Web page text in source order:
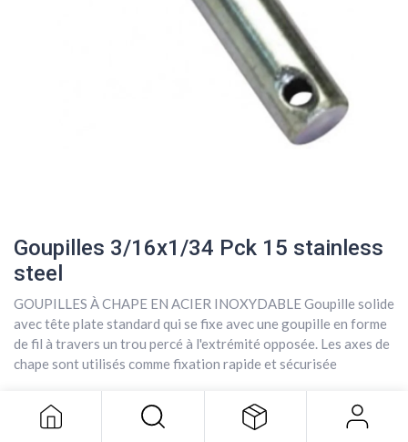
Goupilles 3/16x1/34 Pck 15 stainless
steel
GOUPILLES À CHAPE EN ACIER INOXYDABLE Goupille solide
avec tête plate standard qui se fixe avec une goupille en forme
de fil à travers un trou percé à l'extrémité opposée. Les axes de
chape sont utilisés comme fixation rapide et sécurisée
25,25
Goupilles 3/16x1/34 Pck 15
stainless steel